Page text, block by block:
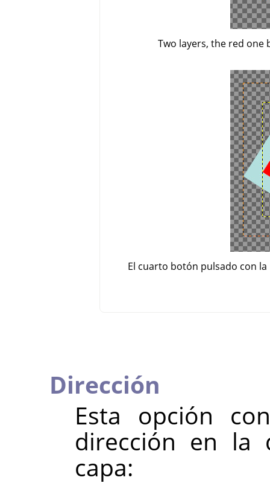
Two layers, the red one
El cuarto botón pulsado con
Dirección
Esta opción
dirección en la
capa: